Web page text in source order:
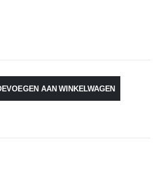
AAN WINKELWAGEN